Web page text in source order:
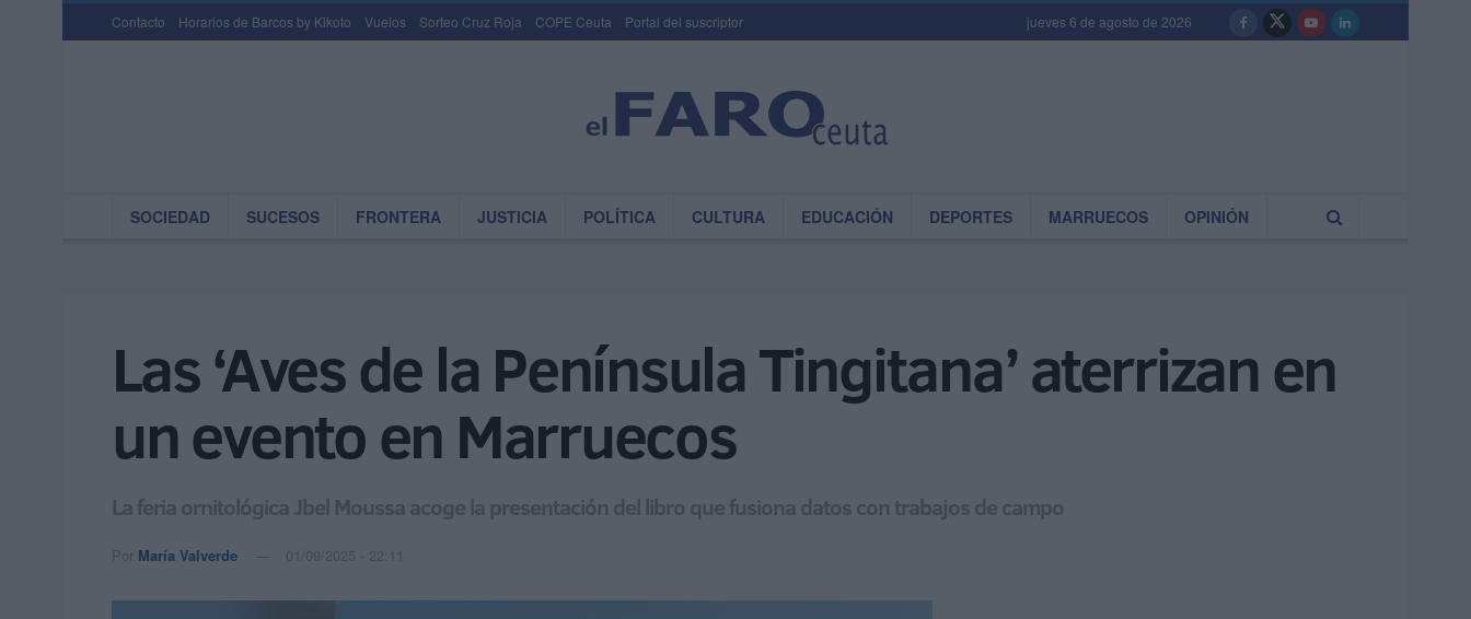
Contacto Horarios de Barcos by Kikoto Vuelos Sorteo Cruz Roja COPE Ceuta Portal del suscriptor jueves 6 de agosto de 2026
SOCIEDAD SUCESOS FRONTERA JUSTICIA POLÍTICA CULTURA EDUCACIÓN DEPORTES MARRUECOS OPINIÓN
Las ‘Aves de la Península Tingitana’ aterrizan en
un evento en Marruecos
La feria ornitológica Jbel Moussa acoge la presentación del libro que fusiona datos con trabajos de campo
Por María Valverde 01/09/2025 - 22:11